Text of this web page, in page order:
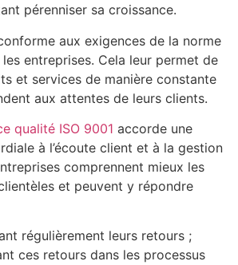
pérenniser sa croissance.
aux exigences de la norme
entreprises. Cela leur permet de
et services de manière constante
aux attentes de leurs clients.
qualité ISO 9001 accorde une
à l’écoute client et à la gestion
comprennent mieux les
et peuvent y répondre
régulièrement leurs retours ;
ces retours dans les processus